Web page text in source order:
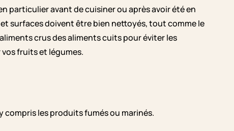
particulier avant de cuisiner ou après avoir été en
surfaces doivent être bien nettoyés, tout comme le
crus des aliments cuits pour éviter les
fruits et légumes.
compris les produits fumés ou marinés.